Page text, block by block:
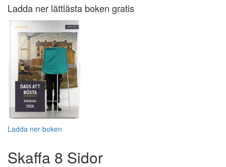
Ladda ner lättlästa boken gratis
Ladda ner boken
Skaffa 8 Sidor